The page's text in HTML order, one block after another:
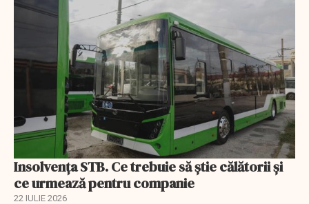
Insolvenţa STB. Ce trebuie să ştie călătorii şi
ce urmează pentru companie
22 IULIE 2026